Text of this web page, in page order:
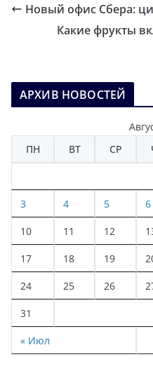
Новый офис Сбера:
Какие фрукты
АРХИВ НОВОСТЕЙ
ПН
ВТ СР
« Июл
3 4 5 6
10 11 12
17 18 19
24 25 26
31